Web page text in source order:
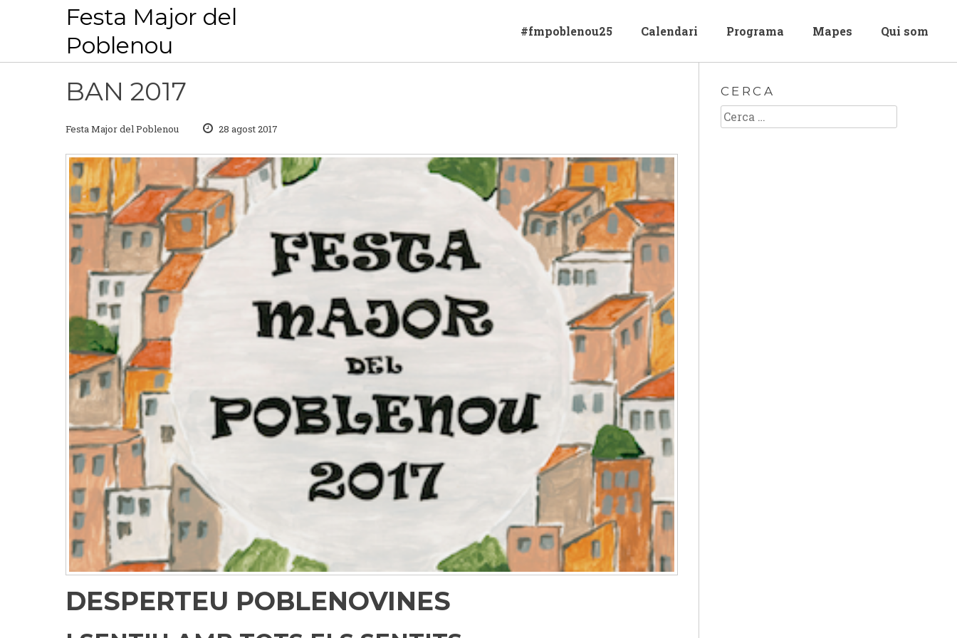
Festa Major del
Poblenou
#fmpoblenou25 Calendari Programa Mapes Qui som
BAN 2017
Festa Major del Poblenou 28 agost 2017
DESPERTEU POBLENOVINES
CERCA
Cerca: